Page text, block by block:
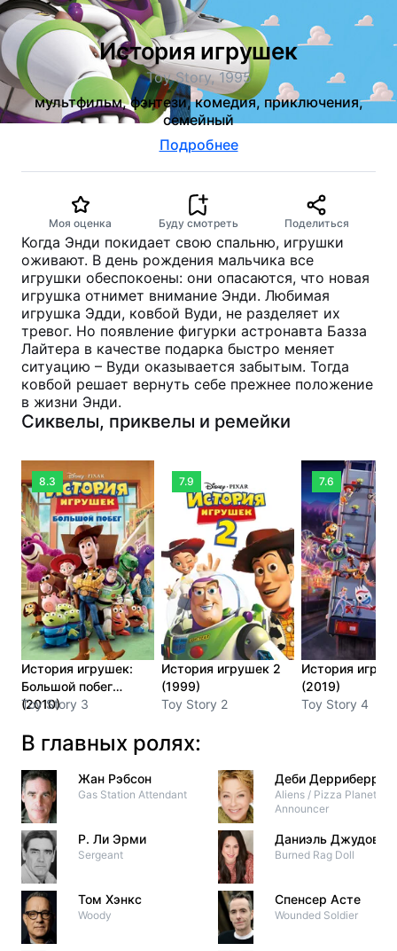
История игрушек
Toy Story, 1995
мультфильм, фэнтези, комедия, приключения,
семейный
Подробнее
Моя оценка Буду смотреть Поделиться
Когда Энди покидает свою спальню, игрушки
оживают. В день рождения мальчика все
игрушки обеспокоены: они опасаются, что новая
игрушка отнимет внимание Энди. Любимая
игрушка Эдди, ковбой Вуди, не разделяет их
тревог. Но появление фигурки астронавта Базза
Лайтера в качестве подарка быстро меняет
ситуацию – Вуди оказывается забытым. Тогда
ковбой решает вернуть себе прежнее положение
в жизни Энди.
Сиквелы, приквелы и ремейки
8.3
История игрушек:
Большой побег
(2010)
Toy Story 3
7.9
История игрушек 2
(1999)
Toy Story 2
7.6
История
(2019)
Toy Story 4
В главных ролях:
Жан Рэбсон
Gas Station Attendant
Р. Ли Эрми
Sergeant
Том Хэнкс
Woody
Деби Дерриберри
Aliens / Pizza Planet
Announcer
Даниэль
Burned Rag Doll
Спенсер Асте
Wounded Soldier